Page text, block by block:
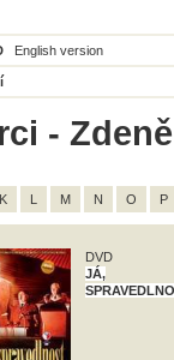
English version
-
K L M N O P
DVD
JÁ,